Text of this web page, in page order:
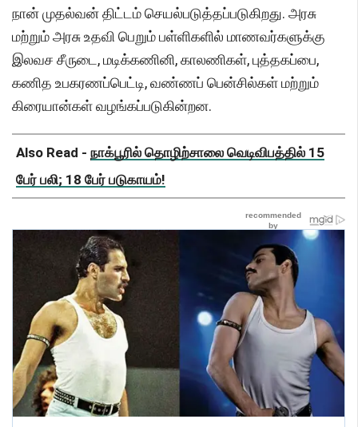
நான் முதல்வன் திட்டம் செயல்படுத்தப்படுகிறது. அரசு
மற்றும் அரசு உதவி பெறும் பள்ளிகளில் மாணவர்களுக்கு
இலவச சீருடை, மடிக்கணினி, காலணிகள், புத்தகப்பை,
கணித உபகரணப்பெட்டி, வண்ணப் பென்சில்கள் மற்றும்
கிரையான்கள் வழங்கப்படுகின்றன.
Also Read - நாக்பூரில் தொழிற்சாலை வெடிவிபத்தில் 15
பேர் பலி; 18 பேர் படுகாயம்!